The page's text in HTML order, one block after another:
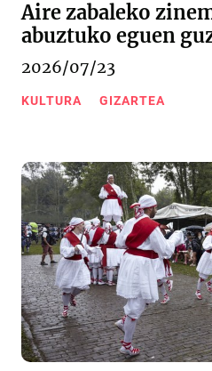
Aire zabaleko
abuztuko eguen
2026/07/23
KULTURA GIZARTEA